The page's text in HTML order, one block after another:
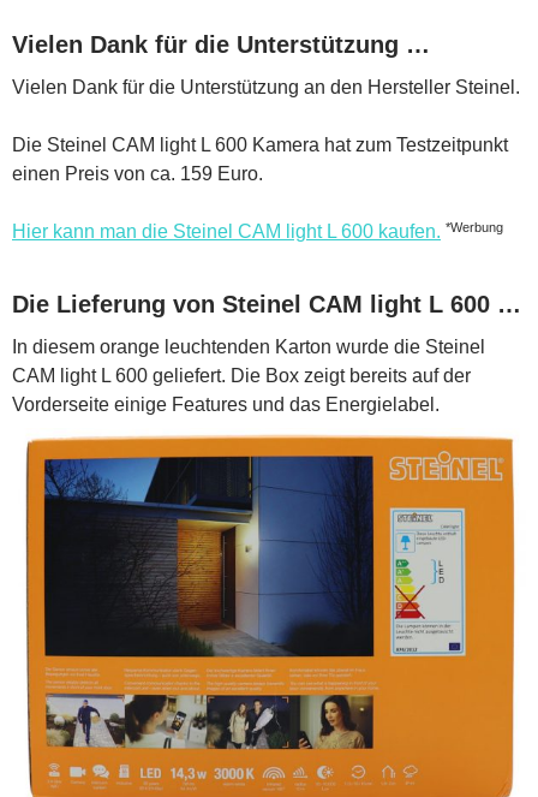
Vielen Dank für die Unterstützung …
Vielen Dank für die Unterstützung an den Hersteller Steinel.
Die Steinel CAM light L 600 Kamera hat zum Testzeitpunkt
einen Preis von ca. 159 Euro.
Hier kann man die Steinel CAM light L 600 kaufen. *Werbung
Die Lieferung von Steinel CAM light L 600 …
In diesem orange leuchtenden Karton wurde die Steinel
CAM light L 600 geliefert. Die Box zeigt bereits auf der
Vorderseite einige Features und das Energielabel.